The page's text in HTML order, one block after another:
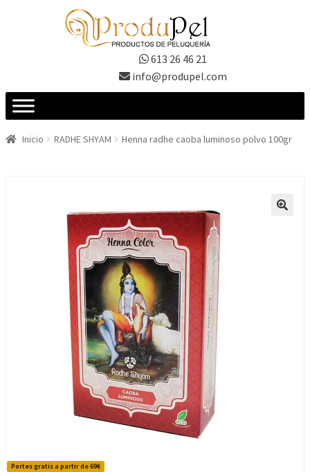
613 26 46 21
info@produpel.com
Inicio RADHE SHYAM Henna radhe caoba luminoso polvo 100gr
Portes gratis a partir de 69€